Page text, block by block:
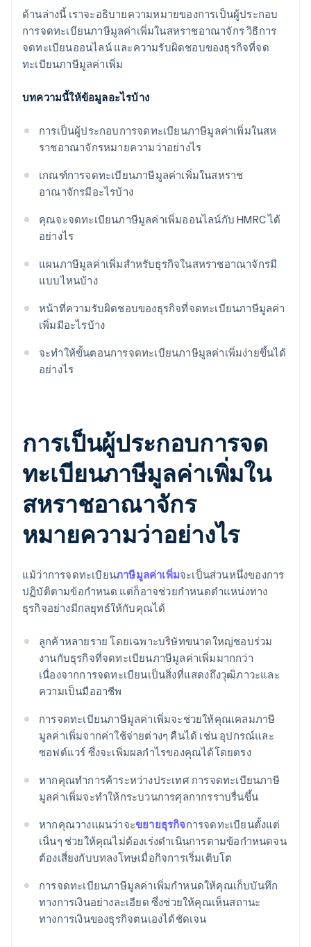
ด้านล่างนี้ เราจะอธิบายความหมายของการเป็นผู้ประกอบ
การจดทะเบียนภาษีมูลค่าเพิ่มในสหราชอาณาจักร วิธีการ
จดทะเบียนออนไลน์ และความรับผิดชอบของธุรกิจที่จด
ทะเบียนภาษีมูลค่าเพิ่ม
บทความนี้ให้ข้อมูลอะไรบ้าง
การเป็นผู้ประกอบการจดทะเบียนภาษีมูลค่าเพิ่มในสห
ราชอาณาจักรหมายความว่าอย่างไร
เกณฑ์การจดทะเบียนภาษีมูลค่าเพิ่มในสหราช
อาณาจักรมีอะไรบ้าง
คุณจะจดทะเบียนภาษีมูลค่าเพิ่มออนไลน์กับ HMRC ได้
อย่างไร
แผนภาษีมูลค่าเพิ่มสำหรับธุรกิจในสหราชอาณาจักรมี
แบบไหนบ้าง
หน้าที่ความรับผิดชอบของธุรกิจที่จดทะเบียนภาษีมูลค่า
เพิ่มมีอะไรบ้าง
จะทำให้ขั้นตอนการจดทะเบียนภาษีมูลค่าเพิ่มง่ายขึ้นได้
อย่างไร
การเป็นผู้ประกอบการจด
ทะเบียนภาษีมูลค่าเพิ่มใน
สหราชอาณาจักร
หมายความว่าอย่างไร
แม้ว่าการจดทะเบียนภาษีมูลค่าเพิ่มจะเป็นส่วนหนึ่งของการ
ปฏิบัติตามข้อกําหนด แต่ก็อาจช่วยกําหนดตำแหน่งทาง
ธุรกิจอย่างมีกลยุทธ์ให้กับคุณได้
ลูกค้าหลายราย โดยเฉพาะบริษัทขนาดใหญ่ชอบร่วม
งานกับธุรกิจที่จดทะเบียนภาษีมูลค่าเพิ่มมากกว่า
เนื่องจากการจดทะเบียนเป็นสิ่งที่แสดงถึงวุฒิภาวะและ
ความเป็นมืออาชีพ
การจดทะเบียนภาษีมูลค่าเพิ่มจะช่วยให้คุณเคลมภาษี
มูลค่าเพิ่มจากค่าใช้จ่ายต่างๆ คืนได้ เช่น อุปกรณ์และ
ซอฟต์แวร์ ซึ่งจะเพิ่มผลกําไรของคุณได้โดยตรง
หากคุณทําการค้าระหว่างประเทศ การจดทะเบียนภาษี
มูลค่าเพิ่มจะทําให้กระบวนการศุลกากรราบรื่นขึ้น
หากคุณวางแผนว่าจะขยายธุรกิจการจดทะเบียนตั้งแต่
เนิ่นๆ ช่วยให้คุณไม่ต้องเร่งดําเนินการตามข้อกำหนดจน
ต้องเสี่ยงกับบทลงโทษเมื่อกิจการเริ่มเติบโต
การจดทะเบียนภาษีมูลค่าเพิ่มกำหนดให้คุณเก็บบันทึก
ทางการเงินอย่างละเอียด ซึ่งช่วยให้คุณเห็นสถานะ
ทางการเงินของธุรกิจตนเองได้ชัดเจน